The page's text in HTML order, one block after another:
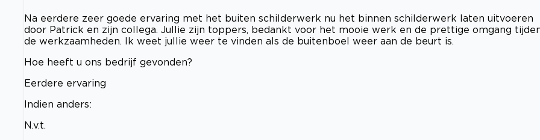
Na eerdere zeer goede ervaring met het buiten schilderwerk nu het binnen schilderwerk laten uitvoeren
door Patrick en zijn collega. Jullie zijn toppers, bedankt voor het mooie werk en de prettige omgang
de werkzaamheden. Ik weet jullie weer te vinden als de buitenboel weer aan de beurt is.
Hoe heeft u ons bedrijf gevonden?
Eerdere ervaring
Indien anders:
N.v.t.